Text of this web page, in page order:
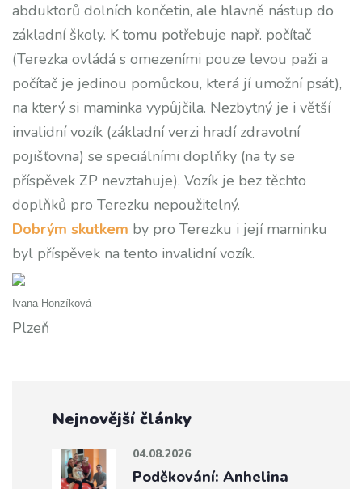
abduktorů dolních končetin, ale hlavně nástup do
základní školy. K tomu potřebuje např. počítač
(Terezka ovládá s omezeními pouze levou paži a
počítač je jedinou pomůckou, která jí umožní psát),
na který si maminka vypůjčila. Nezbytný je i větší
invalidní vozík (základní verzi hradí zdravotní
pojišťovna) se speciálními doplňky (na ty se
příspěvek ZP nevztahuje). Vozík je bez těchto
doplňků pro Terezku nepoužitelný.
Dobrým skutkem by pro Terezku i její maminku
byl příspěvek na tento invalidní vozík.
Ivana Honzíková
Plzeň
Nejnovější články
04.08.2026
Poděkování: Anhelina